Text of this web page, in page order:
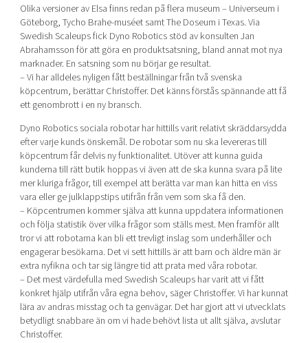
Olika versioner av Elsa finns redan på flera museum – Universeum i
Göteborg, Tycho Brahe-muséet samt The Doseum i Texas. Via
Swedish Scaleups fick Dyno Robotics stöd av konsulten Jan
Abrahamsson för att göra en produktsatsning, bland annat mot nya
marknader. En satsning som nu börjar ge resultat.
– Vi har alldeles nyligen fått beställningar från två svenska
köpcentrum, berättar Christoffer. Det känns förstås spännande att få
ett genombrott i en ny bransch.
Dyno Robotics sociala robotar har hittills varit relativt skräddarsydda
efter varje kunds önskemål. De robotar som nu ska levereras till
köpcentrum får delvis ny funktionalitet. Utöver att kunna guida
kunderna till rätt butik hoppas vi även att de ska kunna svara på lite
mer kluriga frågor, till exempel att berätta var man kan hitta en viss
vara eller ge julklappstips utifrån från vem som ska få den.
– Köpcentrumen kommer själva att kunna uppdatera informationen
och följa statistik över vilka frågor som ställs mest. Men framför allt
tror vi att robotarna kan bli ett trevligt inslag som underhåller och
engagerar besökarna. Det vi sett hittills är att barn och äldre män är
extra nyfikna och tar sig längre tid att prata med våra robotar.
– Det mest värdefulla med Swedish Scaleups har varit att vi fått
konkret hjälp utifrån våra egna behov, säger Christoffer. Vi har kunnat
lära av andras misstag och ta genvägar. Det har gjort att vi utvecklats
betydligt snabbare än om vi hade behövt lista ut allt själva, avslutar
Christoffer.